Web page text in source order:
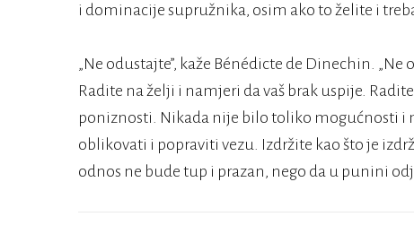
i dominacije supružnika, osim ako to želite i
„Ne odustajte”, kaže Bénédicte de Dinechin.
Radite na želji i namjeri da vaš brak uspije.
poniznosti. Nikada nije bilo toliko mogućnosti i
oblikovati i popraviti vezu. Izdržite kao što je
odnos ne bude tup i prazan, nego da u punini